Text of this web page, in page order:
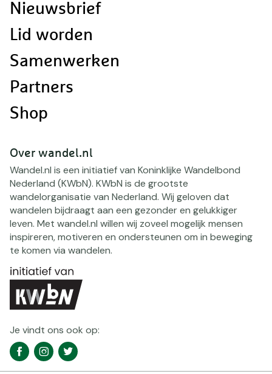
Nieuwsbrief
Lid worden
Samenwerken
Partners
Shop
Over wandel.nl
Wandel.nl is een initiatief van Koninklijke Wandelbond
Nederland (KWbN). KWbN is de grootste
wandelorganisatie van Nederland. Wij geloven dat
wandelen bijdraagt aan een gezonder en gelukkiger
leven. Met wandel.nl willen wij zoveel mogelijk mensen
inspireren, motiveren en ondersteunen om in beweging
te komen via wandelen.
Je vindt ons ook op:
Social
media
FacebookInstagramTwitter